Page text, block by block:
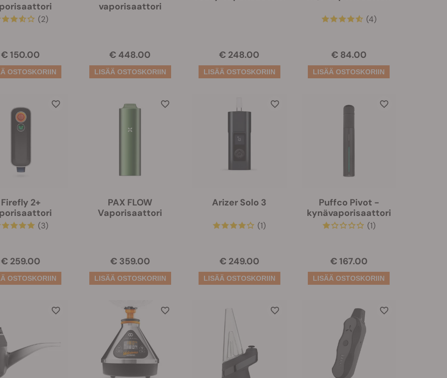
(2)
€ 150.00
vaporisaattori
€ 448.00 € 248.00
(4)
€ 84.00
Firefly 2+
(3)
€ 259.00
PAX FLOW
Vaporisaattori
€ 359.00
Arizer Solo 3
(1)
€ 249.00
Puffco Pivot -
kynävaporisaattori
(1)
€ 167.00